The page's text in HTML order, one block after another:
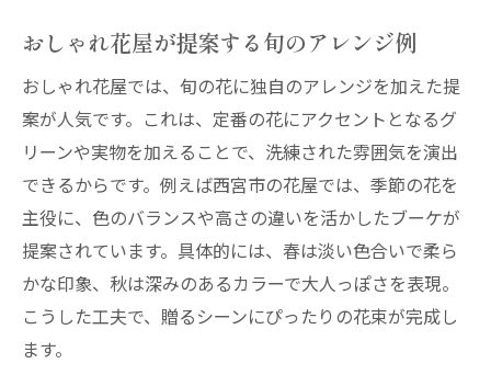
おしゃれ花屋が提案する旬のアレンジ例
おしゃれ花屋では、旬の花に独自のアレンジを加えた提
案が人気です。これは、定番の花にアクセントとなるグ
リーンや実物を加えることで、洗練された雰囲気を演出
できるからです。例えば西宮市の花屋では、季節の花を
主役に、色のバランスや高さの違いを活かしたブーケが
提案されています。具体的には、春は淡い色合いで柔ら
かな印象、秋は深みのあるカラーで大人っぽさを表現。
こうした工夫で、贈るシーンにぴったりの花束が完成し
ます。